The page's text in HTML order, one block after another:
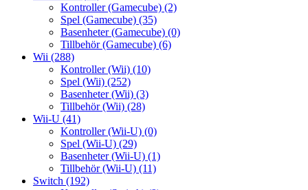
Kontroller (Gamecube) (2)
Spel (Gamecube) (35)
Basenheter (Gamecube) (0)
Tillbehör (Gamecube) (6)
Wii (288)
Kontroller (Wii) (10)
Spel (Wii) (252)
Basenheter (Wii) (3)
Tillbehör (Wii) (28)
Wii-U (41)
Kontroller (Wii-U) (0)
Spel (Wii-U) (29)
Basenheter (Wii-U) (1)
Tillbehör (Wii-U) (11)
Switch (192)